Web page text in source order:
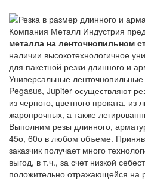
Компания Металл Индустрия
металла на ленточнопильном
наличии высокотехнологичное
для пакетной резки длинного и
Универсальные
Pegasus, Jupiter осуществляют
из черного, цветного проката, из
жаропрочных, а также
Выполним резы длинного,
45о, 60о в любом объеме.
заказчик получает много
выгод, в т.ч., за счет низкой
положительно отражающейся на